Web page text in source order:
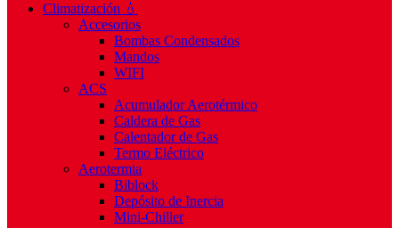
Climatización 💧
Accesorios
Bombas Condensados
Mandos
WIFI
ACS
Acumulador Aerotérmico
Caldera de Gas
Calentador de Gas
Termo Eléctrico
Aerotermia
Biblock
Depósito de Inercia
Mini-Chiller